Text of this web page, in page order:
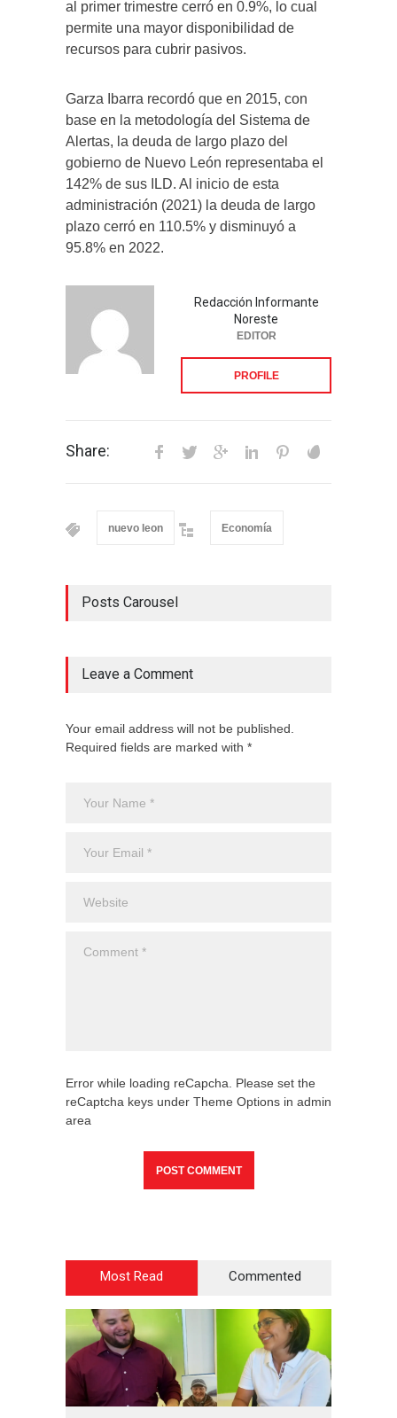
al primer trimestre cerró en 0.9%, lo cual
permite una mayor disponibilidad de
recursos para cubrir pasivos.
Garza Ibarra recordó que en 2015, con
base en la metodología del Sistema de
Alertas, la deuda de largo plazo del
gobierno de Nuevo León representaba el
142% de sus ILD. Al inicio de esta
administración (2021) la deuda de largo
plazo cerró en 110.5% y disminuyó a
95.8% en 2022.
Redacción Informante
Noreste
EDITOR
PROFILE
Share:
nuevo leon Economía
Posts Carousel
Leave a Comment
Your email address will not be published.
Required fields are marked with *
Error while loading reCapcha. Please set the
reCaptcha keys under Theme Options in admin
area
Most Read Commented